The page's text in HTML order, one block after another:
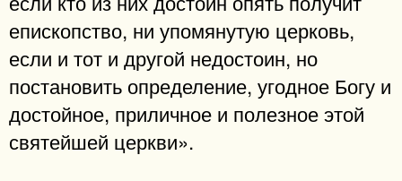
епископство, ни упомянутую церковь,
если и тот и другой недостоин, но
постановить определение, угодное Богу и
достойное, приличное и полезное этой
святейшей церкви».